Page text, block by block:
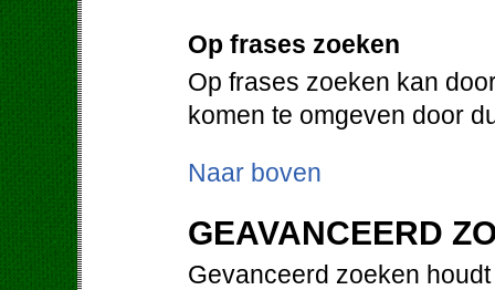
Op frases zoeken
Op frases zoeken kan
komen te omgeven door
Naar boven
GEAVANCEERD
Gevanceerd zoeken